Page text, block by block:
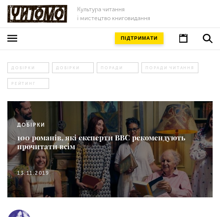
Культура читання
і мистецтво книговидання
ПІДТРИМАТИ
ДОБІРКИ ДОБІРКИ ПОРАДИ ПОРАДИ ЧИТАННЯ
РЕЙТИНГ
ДОБІРКИ
100 романів, які експерти ВВС рекомендують
прочитати всім
13.11.2019